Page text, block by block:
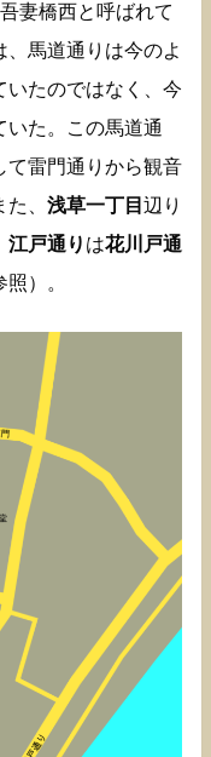
妻橋西と呼ばれて
馬道通りは今のよ
いたのではなく、今
いた。この馬道通
て雷門通りから観音
、 浅草一丁目 辺り
江戸通り は花川戸通
照）。